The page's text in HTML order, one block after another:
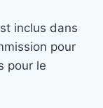
inclus dans
pour
pour le